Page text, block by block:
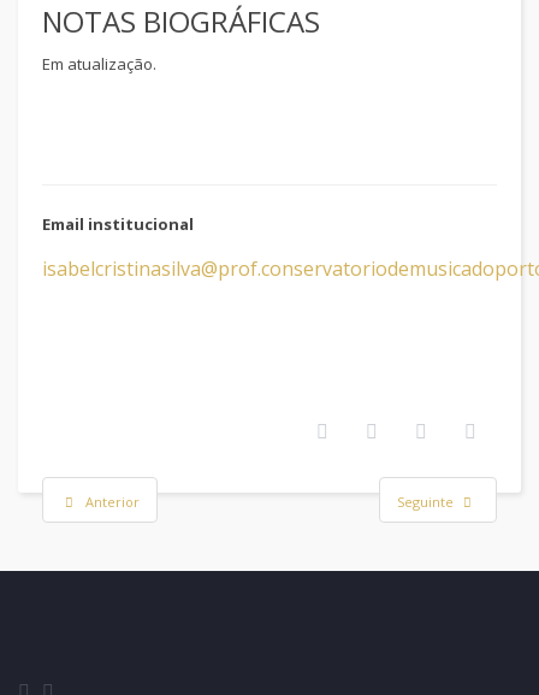
NOTAS BIOGRÁFICAS
Em atualização.
Email institucional
Anterior Seguinte